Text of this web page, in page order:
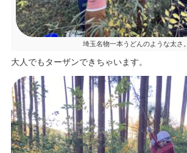
埼玉名物一本うどんのような太さ。
大人でもターザンできちゃいます。